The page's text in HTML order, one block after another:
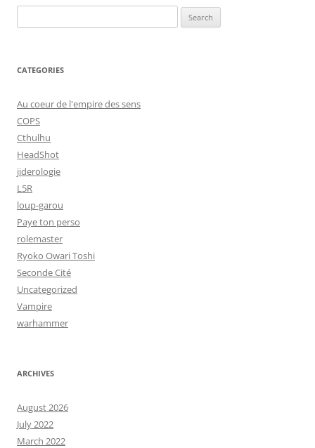
for:
CATEGORIES
Au coeur de l'empire des sens
COPS
Cthulhu
HeadShot
jiderologie
L5R
loup-garou
Paye ton perso
rolemaster
Ryoko Owari Toshi
Seconde Cité
Uncategorized
Vampire
warhammer
ARCHIVES
August 2026
July 2022
March 2022